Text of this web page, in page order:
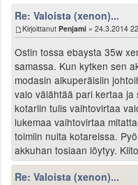
Re: Valoista (xenon)...
Kirjoittanut Penjami » 24.3.2014
Ostin tossa ebaysta 35w
samassa. Kun kytken sen
modasin alkuperäisiin
valo välähtää pari kertaa
kotariin tulis vaihtovirtaa
lukemaa vaihtovirtaa
toimiin nuita kotareissa.
akkuhan tosiaan löytyy.
Re: Valoista (xenon)...